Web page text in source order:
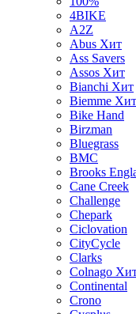
4BIKE
A2Z
Abus Хит
Ass Savers
Assos Хит
Bianchi Хит
Biemme Хит
Bike Hand
Birzman
Bluegrass
BMC
Brooks
Cane Creek
Challenge
Chepark
Ciclovation
CityCycle
Clarks
Colnago
Continental
Crono